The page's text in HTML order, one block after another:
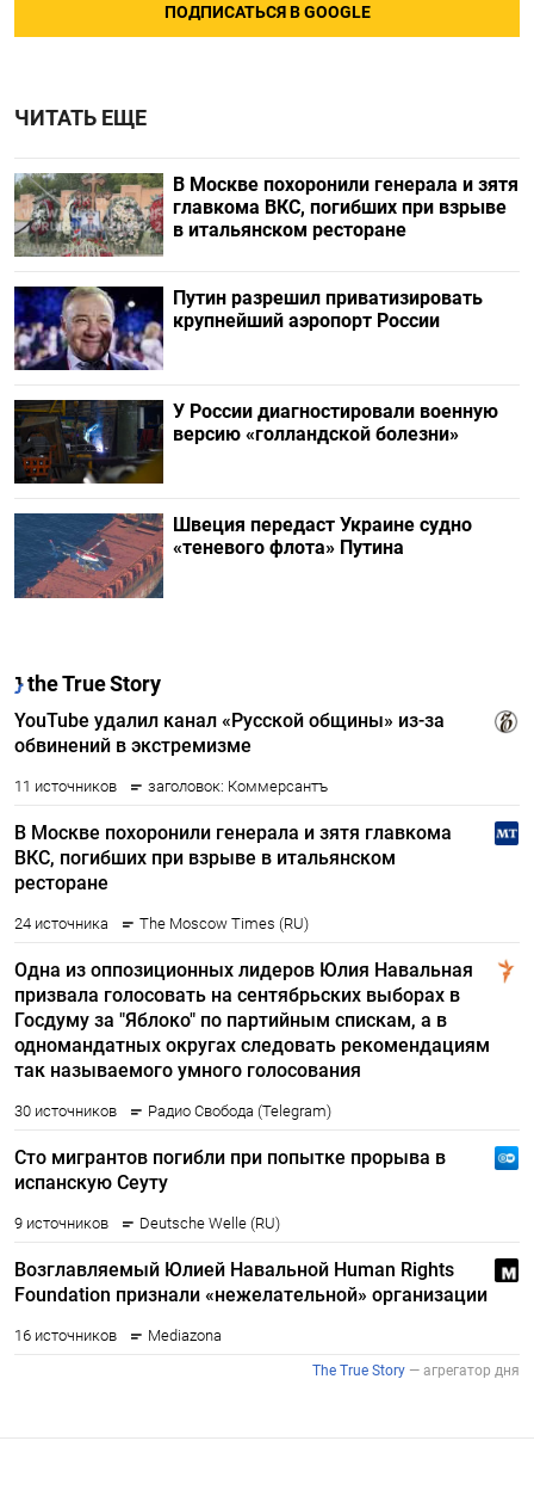
ПОДПИСАТЬСЯ В GOOGLE
ЧИТАТЬ ЕЩЕ
В Москве похоронили генерала и зятя
главкома ВКС, погибших при взрыве
в итальянском ресторане
Путин разрешил приватизировать
крупнейший аэропорт России
У России диагностировали военную
версию «голландской болезни»
Швеция передаст Украине судно
«теневого флота» Путина